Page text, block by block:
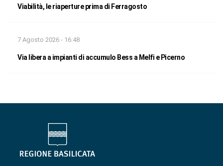
Viabilità, le riaperture prima di Ferragosto
7 Agosto 2026 - 16:48
Via libera a impianti di accumulo Bess a Melfi e Picerno